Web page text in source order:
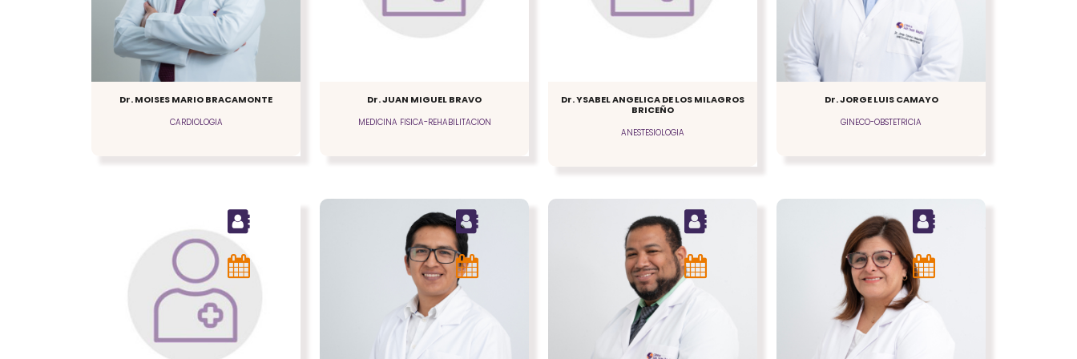
Dr. MOISES MARIO BRACAMONTE
CARDIOLOGIA
Dr. JUAN MIGUEL BRAVO
MEDICINA FISICA-REHABILITACION
Dr. YSABEL ANGELICA DE LOS MILAGROS
BRICEÑO
ANESTESIOLOGIA
Dr. JORGE LUIS CAMAYO
GINECO-OBSTETRICIA